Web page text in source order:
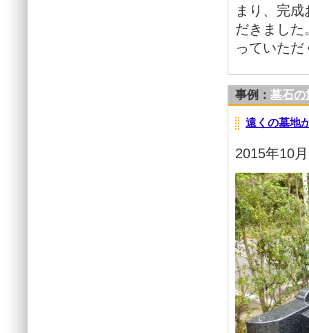
まり、完
だきました
っていた
事例： 墓石の
遠くの墓地
2015年10